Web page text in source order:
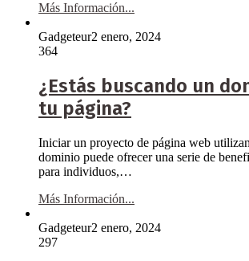
Más Información...
Gadgeteur2 enero, 2024
364
¿Estás buscando un
tu página?
Iniciar un proyecto de página web
dominio puede ofrecer una serie de
para individuos,…
Más Información...
Gadgeteur2 enero, 2024
297